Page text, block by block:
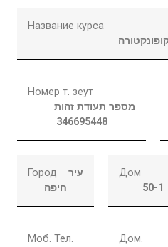
Название курса
Номер т. зеут
מספר תעודת זהות
346695448
Город
עיר
חיפה
Дом
50-1
Моб. Тел.
Дом.